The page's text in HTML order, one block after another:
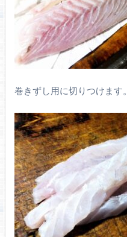
巻きずし用に切りつけます。